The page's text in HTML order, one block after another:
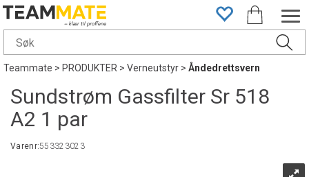
Teammate>PRODUKTER>Verneutstyr>Åndedrettsvern
Sundstrøm Gassfilter Sr 518
A2 1 par
Varenr:553323023